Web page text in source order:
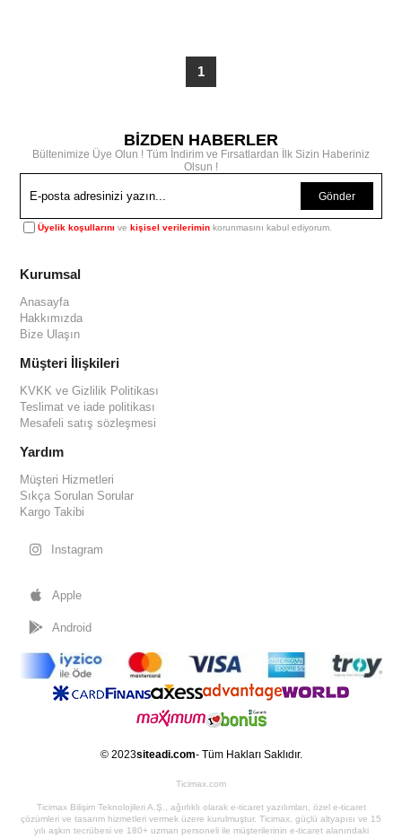
1
BİZDEN HABERLER
Bültenimize Üye Olun ! Tüm İndirim ve Fırsatlardan İlk Sizin Haberiniz
Olsun !
Gönder
Üyelik koşullarını vekişisel verilerimin korunmasını kabul ediyorum.
Kurumsal
Anasayfa
Hakkımızda
Bize Ulaşın
Müşteri İlişkileri
KVKK ve Gizlilik Politikası
Teslimat ve iade politikası
Mesafeli satış sözleşmesi
Yardım
Müşteri Hizmetleri
Sıkça Sorulan Sorular
Kargo Takibi
Instagram
Apple
Android
© 2023siteadi.com- Tüm Hakları Saklıdır.
Ticimax.com
Ticimax Bilişim Teknolojileri A.Ş., ağırlıklı olarak e-ticaret yazılımları, özel e-ticaret
çözümleri ve tasarım hizmetleri vermek üzere kurulmuştur. Ticimax, güçlü altyapısı ve 15
yılı aşkın tecrübesi ve 180+ uzman personeli ile müşterilerinin e-ticaret alanındaki